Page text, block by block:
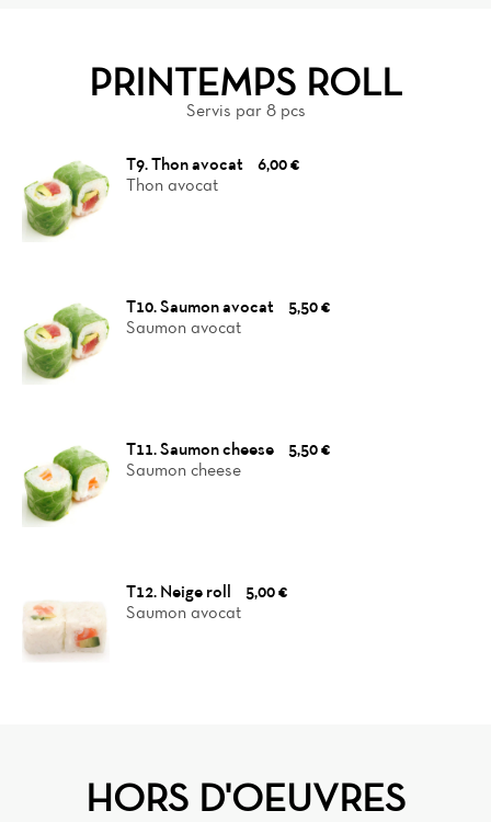
PRINTEMPS ROLL
Servis par 8 pcs
T9. Thon avocat
6,00 €
Thon avocat
T10. Saumon avocat
5,50 €
Saumon avocat
T11. Saumon cheese
5,50 €
Saumon cheese
T12. Neige roll
5,00 €
Saumon avocat
HORS D'OEUVRES